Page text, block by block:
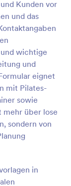
Kunden vor
und das
wichtige
und
eignet
mit Pilates-
sowie
über lose
sondern von
in